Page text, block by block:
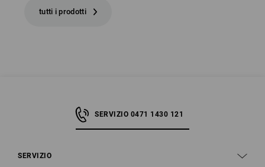
tutti i prodotti
SERVIZIO 0471 1430 121
SERVIZIO